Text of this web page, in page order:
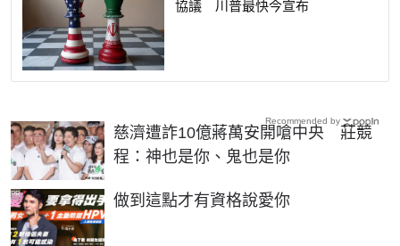
協議 川普最快今宣布
慈濟遭詐10億蔣萬安開嗆中央 莊競
程：神也是你、鬼也是你
做到這點才有資格說愛你
PR
Recommended by